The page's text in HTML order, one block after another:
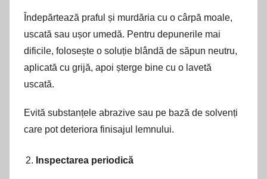
Îndepărtează praful și murdăria cu o cârpă moale,
uscată sau ușor umedă. Pentru depunerile mai
dificile, folosește o soluție blândă de săpun neutru,
aplicată cu grijă, apoi șterge bine cu o lavetă
uscată.
Evită substanțele abrazive sau pe bază de solvenți
care pot deteriora finisajul lemnului.
Inspectarea periodică